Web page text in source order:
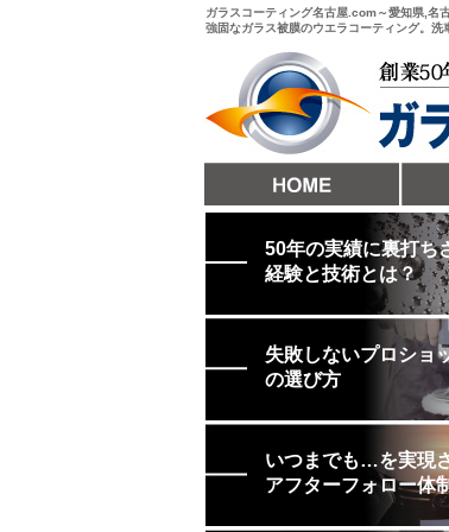
ガラスコーティング名古屋.com～愛知県,名
強固なガラス被膜のウエラコーティング。
50年の実績に裏打ち
経験と技術とは？
失敗しないプロショ
の選び方
いつまでも…を実現
アフターフォロー体